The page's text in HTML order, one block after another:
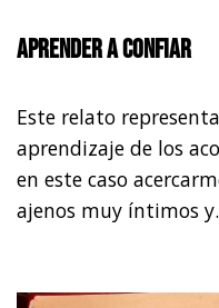
Aprender a confiar
Este relato
aprendizaje de los
en este caso
ajenos muy íntimos